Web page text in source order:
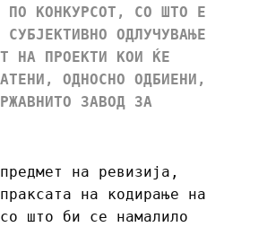
ПО КОНКУРСОТ, СО ШТО Е
СУБЈЕКТИВНО ОДЛУЧУВАЊЕ
НА ПРОЕКТИ КОИ ЌЕ
, ОДНОСНО ОДБИЕНИ,
ЗАВОД ЗА
на ревизија,
на кодирање на
што би се намалило